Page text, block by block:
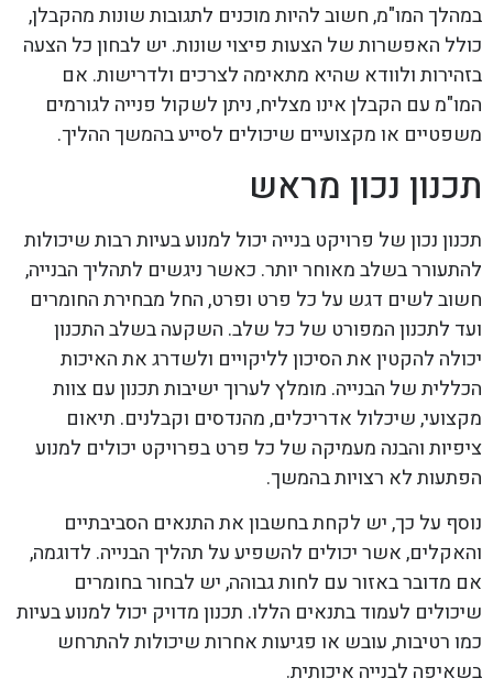
במהלך המו"מ, חשוב להיות מוכנים לתגובות שונות מהקבלן,
כולל האפשרות של הצעות פיצוי שונות. יש לבחון כל הצעה
בזהירות ולוודא שהיא מתאימה לצרכים ולדרישות. אם
המו"מ עם הקבלן אינו מצליח, ניתן לשקול פנייה לגורמים
משפטיים או מקצועיים שיכולים לסייע בהמשך ההליך.
תכנון נכון מראש
תכנון נכון של פרויקט בנייה יכול למנוע בעיות רבות שיכולות
להתעורר בשלב מאוחר יותר. כאשר ניגשים לתהליך הבנייה,
חשוב לשים דגש על כל פרט ופרט, החל מבחירת החומרים
ועד לתכנון המפורט של כל שלב. השקעה בשלב התכנון
יכולה להקטין את הסיכון לליקויים ולשדרג את האיכות
הכללית של הבנייה. מומלץ לערוך ישיבות תכנון עם צוות
מקצועי, שיכלול אדריכלים, מהנדסים וקבלנים. תיאום
ציפיות והבנה מעמיקה של כל פרט בפרויקט יכולים למנוע
הפתעות לא רצויות בהמשך.
נוסף על כך, יש לקחת בחשבון את התנאים הסביבתיים
והאקלים, אשר יכולים להשפיע על תהליך הבנייה. לדוגמה,
אם מדובר באזור עם לחות גבוהה, יש לבחור בחומרים
שיכולים לעמוד בתנאים הללו. תכנון מדויק יכול למנוע בעיות
כמו רטיבות, עובש או פגיעות אחרות שיכולות להתרחש
בשאיפה לבנייה איכותית.